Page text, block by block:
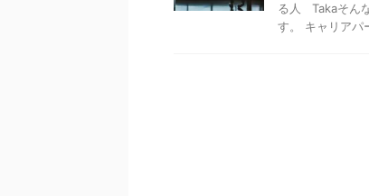
る人 Takaそん
す。 キャリアパ